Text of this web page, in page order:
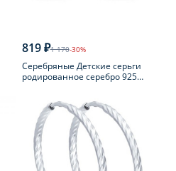
819 ₽1 170-30%
Серебряные Детские серьги
родированное серебро 925